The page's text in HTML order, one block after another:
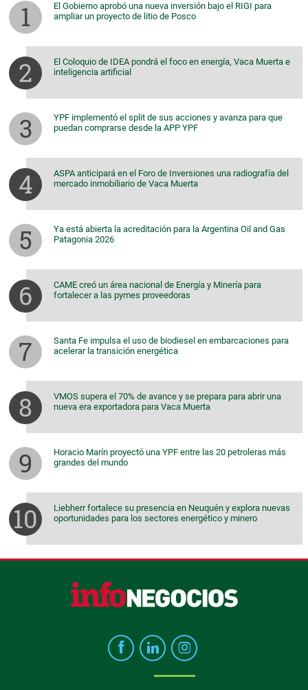
El Gobierno aprobó una nueva inversión bajo el RIGI para
ampliar un proyecto de litio de Posco
El Coloquio de IDEA pondrá el foco en energía, Vaca Muerta e
inteligencia artificial
YPF implementó el split de sus acciones y avanza para que
puedan comprarse desde la APP YPF
ASPA anticipará en el Foro de Inversiones una radiografía del
mercado inmobiliario de Vaca Muerta
Ya está abierta la acreditación para la Argentina Oil and Gas
Patagonia 2026
CAME creó un área nacional de Energía y Minería para
fortalecer a las pymes proveedoras
Santa Fe impulsa el uso de biodiesel en embarcaciones para
acelerar la transición energética
VMOS supera el 70% de avance y se prepara para abrir una
nueva era exportadora para Vaca Muerta
Horacio Marín proyectó una YPF entre las 20 petroleras más
grandes del mundo
Liebherr fortalece su presencia en Neuquén y explora nuevas
oportunidades para los sectores energético y minero